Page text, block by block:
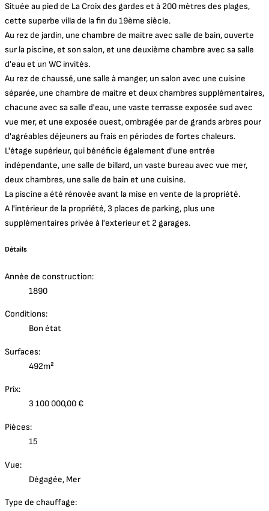
Située au pied de La Croix des gardes et à 200 mètres des plages,
cette superbe villa de la fin du 19ème siècle.
Au rez de jardin, une chambre de maitre avec salle de bain, ouverte
sur la piscine, et son salon, et une deuxième chambre avec sa salle
d'eau et un WC invités.
Au rez de chaussé, une salle à manger, un salon avec une cuisine
séparée, une chambre de maitre et deux chambres supplémentaires,
chacune avec sa salle d'eau, une vaste terrasse exposée sud avec
vue mer, et une exposée ouest, ombragée par de grands arbres pour
d'agréables déjeuners au frais en périodes de fortes chaleurs.
L'étage supérieur, qui bénéficie également d'une entrée
indépendante, une salle de billard, un vaste bureau avec vue mer,
deux chambres, une salle de bain et une cuisine.
La piscine a été rénovée avant la mise en vente de la propriété.
A l'intérieur de la propriété, 3 places de parking, plus une
supplémentaires privée à l'exterieur et 2 garages.
Détails
Année de construction:
1890
Conditions:
Bon état
Surfaces:
492m²
Prix:
3 100 000,00 €
Pièces:
15
Vue:
Dégagée, Mer
Type de chauffage: